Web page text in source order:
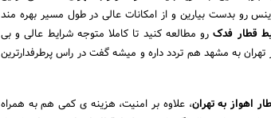
رو بدست بیارین و از امکانات عالی در طول مسیر بهره مند
قطار فدکرو مطالعه کنید تا کاملا متوجه شرایط عالی و بی
به مشهد هم تردد داره و میشه گفت در راس پرطرفدارترین
اهواز به تهران، علاوه بر امنیت، هزینه ی کمی هم به همراه